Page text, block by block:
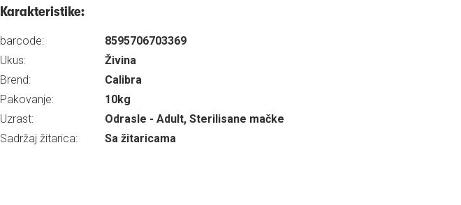
Karakteristike:
barcode:
8595706703369
Ukus:
Živina
Brend:
Calibra
Pakovanje:
10kg
Uzrast:
Odrasle - Adult, Sterilisane mačke
Sadržaj žitarica:
Sa žitaricama